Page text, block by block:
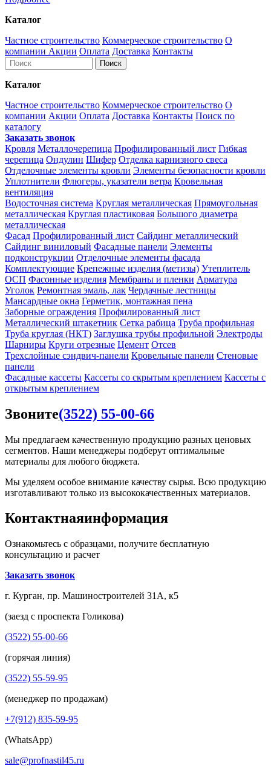
Каталог
Частное строительство Коммерческое строительство О
компании Акции Оплата Доставка Контакты
Каталог
Частное строительство Коммерческое строительство О
компании Акции Оплата Доставка Контакты Поиск по
каталогу
Заказать звонок
Кровля Металлочерепица Профилированный лист Гибкая
черепица Ондулин Шифер Отделка карнизного свеса
Отделочные элементы кровли Элементы безопасности кровли
Уплотнители Флюгеры, указатели ветра Кровельная
вентиляция
Водосточная система Круглая металлическая Прямоугольная
металлическая Круглая пластиковая Большого диаметра
металлическая
Фасад Профилированный лист Сайдинг металлический
Сайдинг виниловый Фасадные панели Элементы
подконструкции Отделочные элементы фасада
Комплектующие Крепежные изделия (метизы) Утеплитель
ОСП Фасонные изделия Мембраны и пленки Арматура
Уголок Ремонтная эмаль, лак Чердачные лестницы
Мансардные окна Герметик, монтажная пена
Заборные ограждения Профилированный лист
Металлический штакетник Сетка рабица Труба профильная
Труба круглая (НКТ) Заглушка трубы профильной Электроды
Шарниры Круги отрезные Цемент Отсев
Трехслойные сэндвич-панели Кровельные панели Стеновые
панели
Фасадные кассеты Кассеты со скрытым креплением Кассеты с
открытым креплением
Звоните(3522) 55-00-66
Мы предлагаем качественную продукцию разных ценовых
сегментов. Наши менеджеры подберут оптимальные
материалы для любого бюджета.
Мы уделяем особое внимание качеству сырья. Всю продукцию
изготавливают только из высококачественных материалов.
Контактнаяинформация
Ознакомьтесь с образцами, получите бесплатную
консультацию и расчет
Заказать звонок
г. Курган, пр. Машиностроителей 31А, к5
(заезд с проспекта Голикова)
(3522) 55-00-66
(горячая линия)
(3522) 55-59-95
(менеджер по продажам)
+7(912) 835-59-95
(WhatsApp)
sale@profnastil45.ru